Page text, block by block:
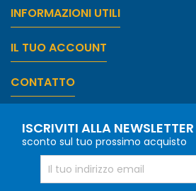
INFORMAZIONI UTILI
IL TUO ACCOUNT
CONTATTO
ISCRIVITI ALLA NEWSLETTER
sconto sul tuo prossimo acquisto